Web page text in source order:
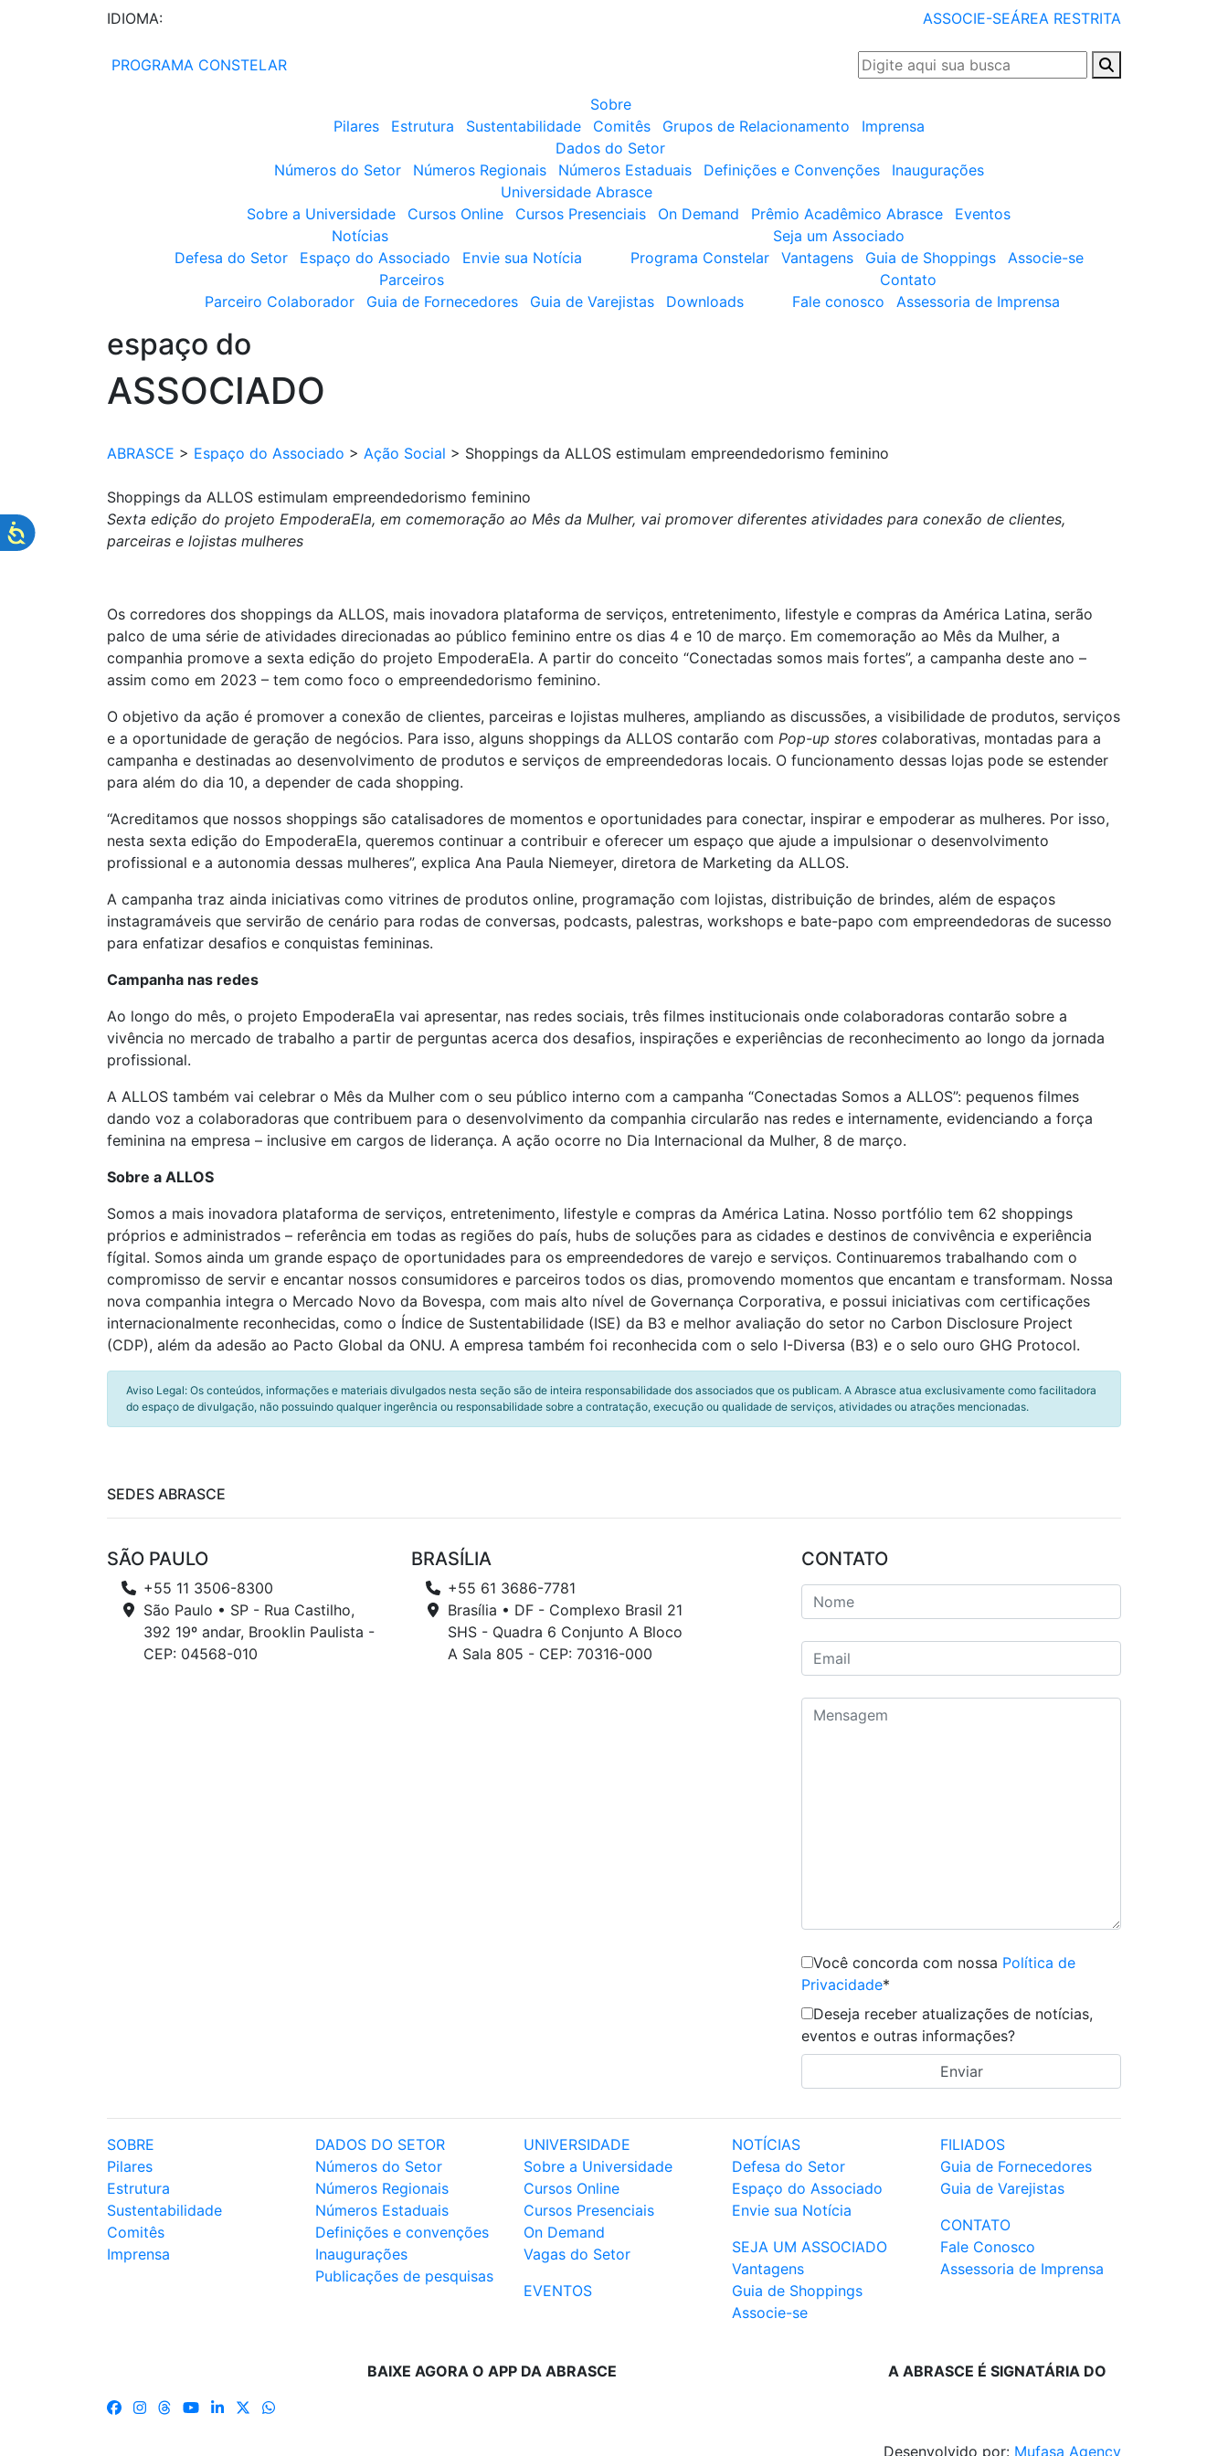
IDIOMA: ASSOCIE-SEÁREA RESTRITA
PROGRAMA CONSTELAR
Sobre
Pilares
Estrutura Sustentabilidade Comitês Grupos de Relacionamento
Imprensa
Dados do Setor
Números do Setor
Números Regionais Números Estaduais Definições e Convenções
Inaugurações
Universidade Abrasce
Sobre a Universidade
Cursos Online Cursos Presenciais On Demand Prêmio Acadêmico Abrasce
Eventos
Notícias
Defesa do Setor
Espaço do Associado Envie sua Notícia
Seja um Associado
Programa Constelar
Vantagens Guia de Shoppings
Associe-se
Parceiros
Parceiro Colaborador
Guia de Fornecedores Guia de Varejistas Downloads
Contato
Fale conosco
Assessoria de Imprensa
espaço do
ASSOCIADO
ABRASCE > Espaço do Associado > Ação Social > Shoppings da ALLOS estimulam empreendedorismo feminino
Shoppings da ALLOS estimulam empreendedorismo feminino
Sexta edição do projeto EmpoderaEla, em comemoração ao Mês da Mulher, vai promover diferentes atividades para conexão de clientes,
parceiras e lojistas mulheres
Os corredores dos shoppings da ALLOS, mais inovadora plataforma de serviços, entretenimento, lifestyle e compras da América Latina, serão
palco de uma série de atividades direcionadas ao público feminino entre os dias 4 e 10 de março. Em comemoração ao Mês da Mulher, a
companhia promove a sexta edição do projeto EmpoderaEla. A partir do conceito “Conectadas somos mais fortes”, a campanha deste ano –
assim como em 2023 – tem como foco o empreendedorismo feminino.
O objetivo da ação é promover a conexão de clientes, parceiras e lojistas mulheres, ampliando as discussões, a visibilidade de produtos, serviços
e a oportunidade de geração de negócios. Para isso, alguns shoppings da ALLOS contarão com Pop-up stores colaborativas, montadas para a
campanha e destinadas ao desenvolvimento de produtos e serviços de empreendedoras locais. O funcionamento dessas lojas pode se estender
para além do dia 10, a depender de cada shopping.
“Acreditamos que nossos shoppings são catalisadores de momentos e oportunidades para conectar, inspirar e empoderar as mulheres. Por isso,
nesta sexta edição do EmpoderaEla, queremos continuar a contribuir e oferecer um espaço que ajude a impulsionar o desenvolvimento
profissional e a autonomia dessas mulheres”, explica Ana Paula Niemeyer, diretora de Marketing da ALLOS.
A campanha traz ainda iniciativas como vitrines de produtos online, programação com lojistas, distribuição de brindes, além de espaços
instagramáveis que servirão de cenário para rodas de conversas, podcasts, palestras, workshops e bate-papo com empreendedoras de sucesso
para enfatizar desafios e conquistas femininas.
Campanha nas redes
Ao longo do mês, o projeto EmpoderaEla vai apresentar, nas redes sociais, três filmes institucionais onde colaboradoras contarão sobre a
vivência no mercado de trabalho a partir de perguntas acerca dos desafios, inspirações e experiências de reconhecimento ao longo da jornada
profissional.
A ALLOS também vai celebrar o Mês da Mulher com o seu público interno com a campanha “Conectadas Somos a ALLOS”: pequenos filmes
dando voz a colaboradoras que contribuem para o desenvolvimento da companhia circularão nas redes e internamente, evidenciando a força
feminina na empresa – inclusive em cargos de liderança. A ação ocorre no Dia Internacional da Mulher, 8 de março.
Sobre a ALLOS
Somos a mais inovadora plataforma de serviços, entretenimento, lifestyle e compras da América Latina. Nosso portfólio tem 62 shoppings
próprios e administrados – referência em todas as regiões do país, hubs de soluções para as cidades e destinos de convivência e experiência
fígital. Somos ainda um grande espaço de oportunidades para os empreendedores de varejo e serviços. Continuaremos trabalhando com o
compromisso de servir e encantar nossos consumidores e parceiros todos os dias, promovendo momentos que encantam e transformam. Nossa
nova companhia integra o Mercado Novo da Bovespa, com mais alto nível de Governança Corporativa, e possui iniciativas com certificações
internacionalmente reconhecidas, como o Índice de Sustentabilidade (ISE) da B3 e melhor avaliação do setor no Carbon Disclosure Project
(CDP), além da adesão ao Pacto Global da ONU. A empresa também foi reconhecida com o selo I-Diversa (B3) e o selo ouro GHG Protocol.
Aviso Legal: Os conteúdos, informações e materiais divulgados nesta seção são de inteira responsabilidade dos associados que os publicam. A Abrasce atua exclusivamente como facilitadora
do espaço de divulgação, não possuindo qualquer ingerência ou responsabilidade sobre a contratação, execução ou qualidade de serviços, atividades ou atrações mencionadas.
SEDES ABRASCE
SÃO PAULO
+55 11 3506-8300
São Paulo • SP - Rua Castilho,
392 19º andar, Brooklin Paulista -
CEP: 04568-010
BRASÍLIA
+55 61 3686-7781
Brasília • DF - Complexo Brasil 21
SHS - Quadra 6 Conjunto A Bloco
A Sala 805 - CEP: 70316-000
CONTATO
Você concorda com nossa Política de
Privacidade*
Deseja receber atualizações de notícias,
eventos e outras informações?
SOBRE
Pilares
Estrutura
Sustentabilidade
Comitês
Imprensa
DADOS DO SETOR
Números do Setor
Números Regionais
Números Estaduais
Definições e convenções
Inaugurações
Publicações de pesquisas
UNIVERSIDADE
Sobre a Universidade
Cursos Online
Cursos Presenciais
On Demand
Vagas do Setor
EVENTOS
NOTÍCIAS
Defesa do Setor
Espaço do Associado
Envie sua Notícia
SEJA UM ASSOCIADO
Vantagens
Guia de Shoppings
Associe-se
FILIADOS
Guia de Fornecedores
Guia de Varejistas
CONTATO
Fale Conosco
Assessoria de Imprensa
BAIXE AGORA O APP DA ABRASCE A ABRASCE É SIGNATÁRIA DO
Desenvolvido por: Mufasa Agency